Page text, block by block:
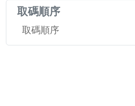
取碼順序
取碼順序